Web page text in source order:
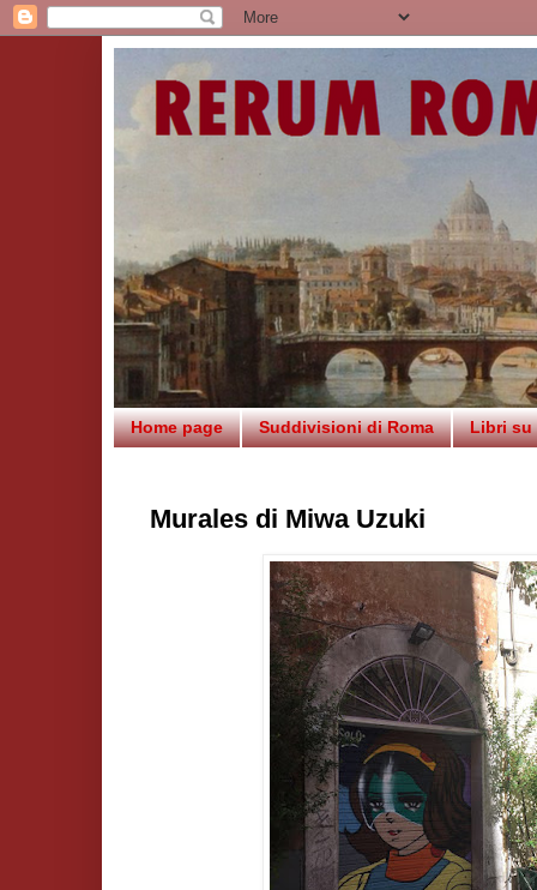
Home page Suddivisioni di Roma Libri su
Murales di Miwa Uzuki